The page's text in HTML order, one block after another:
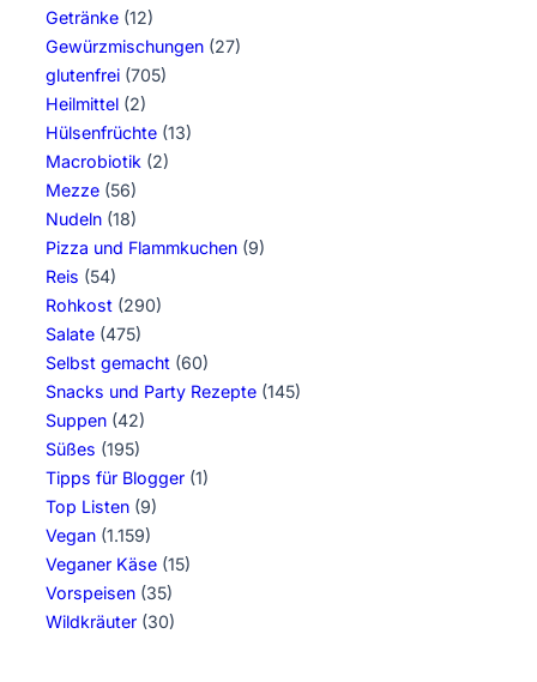
Getränke (12)
Gewürzmischungen (27)
glutenfrei (705)
Heilmittel (2)
Hülsenfrüchte (13)
Macrobiotik (2)
Mezze (56)
Nudeln (18)
Pizza und Flammkuchen (9)
Reis (54)
Rohkost (290)
Salate (475)
Selbst gemacht (60)
Snacks und Party Rezepte (145)
Suppen (42)
Süßes (195)
Tipps für Blogger (1)
Top Listen (9)
Vegan (1.159)
Veganer Käse (15)
Vorspeisen (35)
Wildkräuter (30)